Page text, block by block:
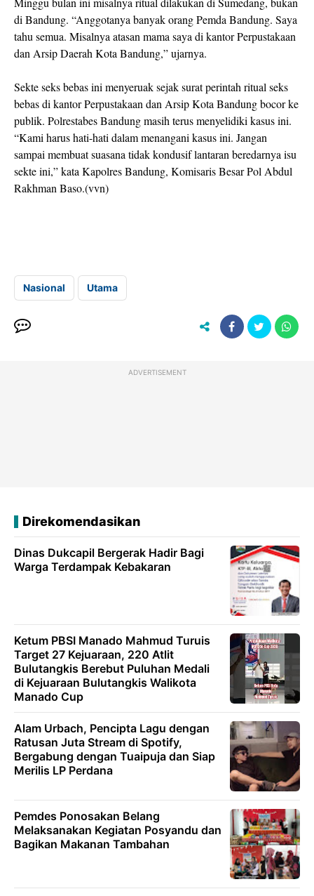
di Bandung. “Anggotanya banyak orang Pemda Bandung. Saya
tahu semua. Misalnya atasan mama saya di kantor Perpustakaan
dan Arsip Daerah Kota Bandung,” ujarnya.
Sekte seks bebas ini menyeruak sejak surat perintah ritual seks
bebas di kantor Perpustakaan dan Arsip Kota Bandung bocor ke
publik. Polrestabes Bandung masih terus menyelidiki kasus ini.
“Kami harus hati-hati dalam menangani kasus ini. Jangan
sampai membuat suasana tidak kondusif lantaran beredarnya isu
sekte ini,” kata Kapolres Bandung, Komisaris Besar Pol Abdul
Rakhman Baso.(vvn)
Nasional Utama
ADVERTISEMENT
Direkomendasikan
Dinas Dukcapil Bergerak Hadir Bagi
Warga Terdampak Kebakaran
Ketum PBSI Manado Mahmud Turuis
Target 27 Kejuaraan, 220 Atlit
Bulutangkis Berebut Puluhan Medali
di Kejuaraan Bulutangkis Walikota
Manado Cup
Alam Urbach, Pencipta Lagu dengan
Ratusan Juta Stream di Spotify,
Bergabung dengan Tuaipuja dan Siap
Merilis LP Perdana
Pemdes Ponosakan Belang
Melaksanakan Kegiatan Posyandu dan
Bagikan Makanan Tambahan